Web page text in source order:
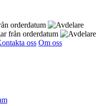
orderdatum
från orderdatum
oss Om oss